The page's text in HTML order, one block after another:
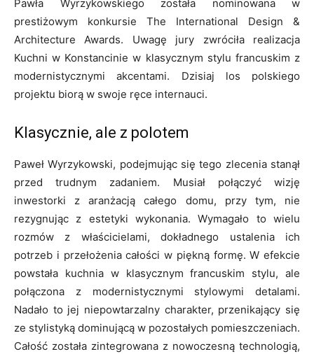
Pawła Wyrzykowskiego została nominowana w
prestiżowym konkursie The International Design &
Architecture Awards. Uwagę jury zwróciła realizacja
Kuchni w Konstancinie w klasycznym stylu francuskim z
modernistycznymi akcentami. Dzisiaj los polskiego
projektu biorą w swoje ręce internauci.
Klasycznie, ale z polotem
Paweł Wyrzykowski, podejmując się tego zlecenia stanął
przed trudnym zadaniem. Musiał połączyć wizję
inwestorki z aranżacją całego domu, przy tym, nie
rezygnując z estetyki wykonania. Wymagało to wielu
rozmów z właścicielami, dokładnego ustalenia ich
potrzeb i przełożenia całości w piękną formę. W efekcie
powstała kuchnia w klasycznym francuskim stylu, ale
połączona z modernistycznymi stylowymi detalami.
Nadało to jej niepowtarzalny charakter, przenikający się
ze stylistyką dominującą w pozostałych pomieszczeniach.
Całość została zintegrowana z nowoczesną technologią,